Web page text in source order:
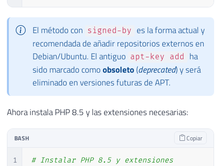
El método con signed-by
es la forma actual y
recomendada de añadir repositorios externos en
Debian/Ubuntu. El antiguo apt-key add
ha
sido marcado comoobsoleto(deprecated) y será
eliminado en versiones futuras de APT.
Ahora instala PHP 8.5 y las extensiones necesarias:
BASH Copiar
1
# Instalar PHP 8.5 y extensiones